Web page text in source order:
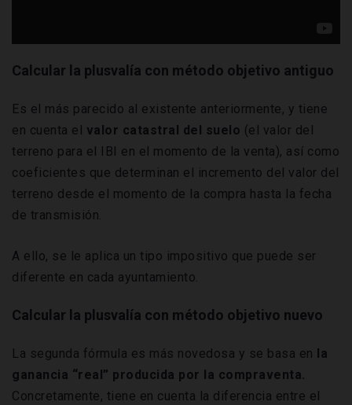
Calcular la plusvalía con método objetivo antiguo
Es el más parecido al existente anteriormente, y tiene
en cuenta el valor catastral del suelo (el valor del
terreno para el IBI en el momento de la venta), así como
coeficientes que determinan el incremento del valor del
terreno desde el momento de la compra hasta la fecha
de transmisión.
A ello, se le aplica un tipo impositivo que puede ser
diferente en cada ayuntamiento.
Calcular la plusvalía con método objetivo nuevo
La segunda fórmula es más novedosa y se basa en
la
ganancia “real” producida por la compraventa.
Concretamente, tiene en cuenta la diferencia entre el